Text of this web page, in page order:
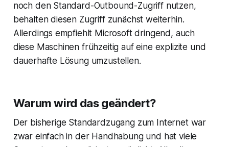
noch den Standard-Outbound-Zugriff nutzen,
behalten diesen Zugriff zunächst weiterhin.
Allerdings empfiehlt Microsoft dringend, auch
diese Maschinen frühzeitig auf eine explizite und
dauerhafte Lösung umzustellen.
Warum wird das geändert?
Der bisherige Standardzugang zum Internet war
zwar einfach in der Handhabung und hat viele